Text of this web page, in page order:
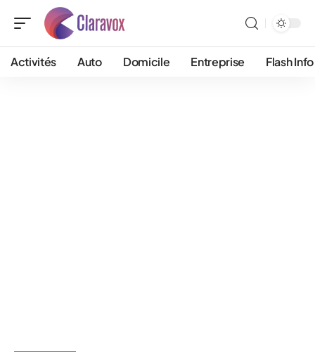
Activités Auto Domicile Entreprise Flash Info